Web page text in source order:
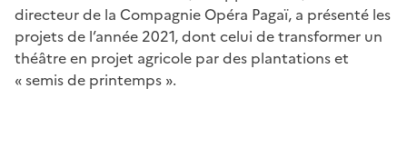
directeur de la Compagnie Opéra Pagaï, a présenté les
projets de l’année 2021, dont celui de transformer un
théâtre en projet agricole par des plantations et
« semis de printemps ».